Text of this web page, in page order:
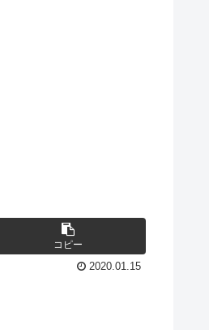
コピー
2020.01.15